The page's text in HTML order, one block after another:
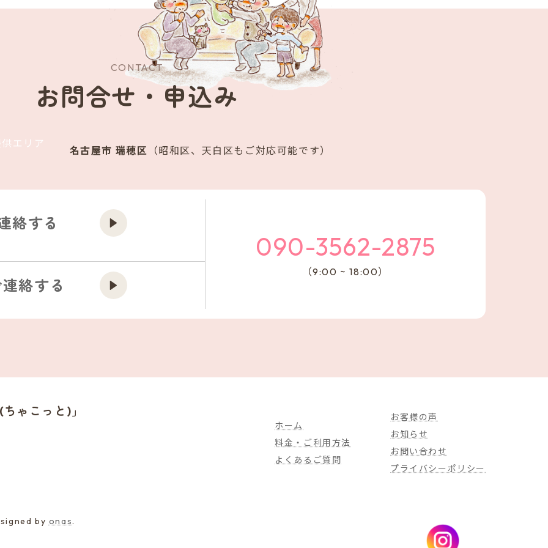
CONTACT
お問合せ・申込み
エリア
名古屋市 瑞穂区 （昭和区、天白区もご対応可能です）
絡する
絡する
090-3562-2875
（9:00 ~ 18:00）
ゃこっと)」
ホーム
料金・ご利用方法
よくあるご質問
お客様の声
お知らせ
お問い合わせ
プライバシーポリシー
by onas.